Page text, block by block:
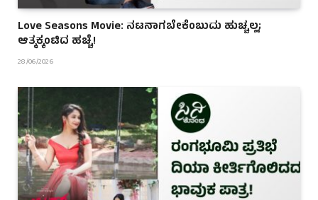
Love Seasons Movie: ನಟನಾಗಬೇಕೆಂಬುದು ಹುಚ್ಚಲ್ಲ;
ಆತ್ಮಕ್ಕಂಟಿದ ಹಚ್ಚೆ!
28/06/2026